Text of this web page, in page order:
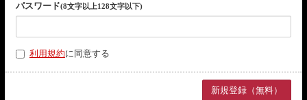
パスワード(8文字以上128文字以下)
利用規約に同意する